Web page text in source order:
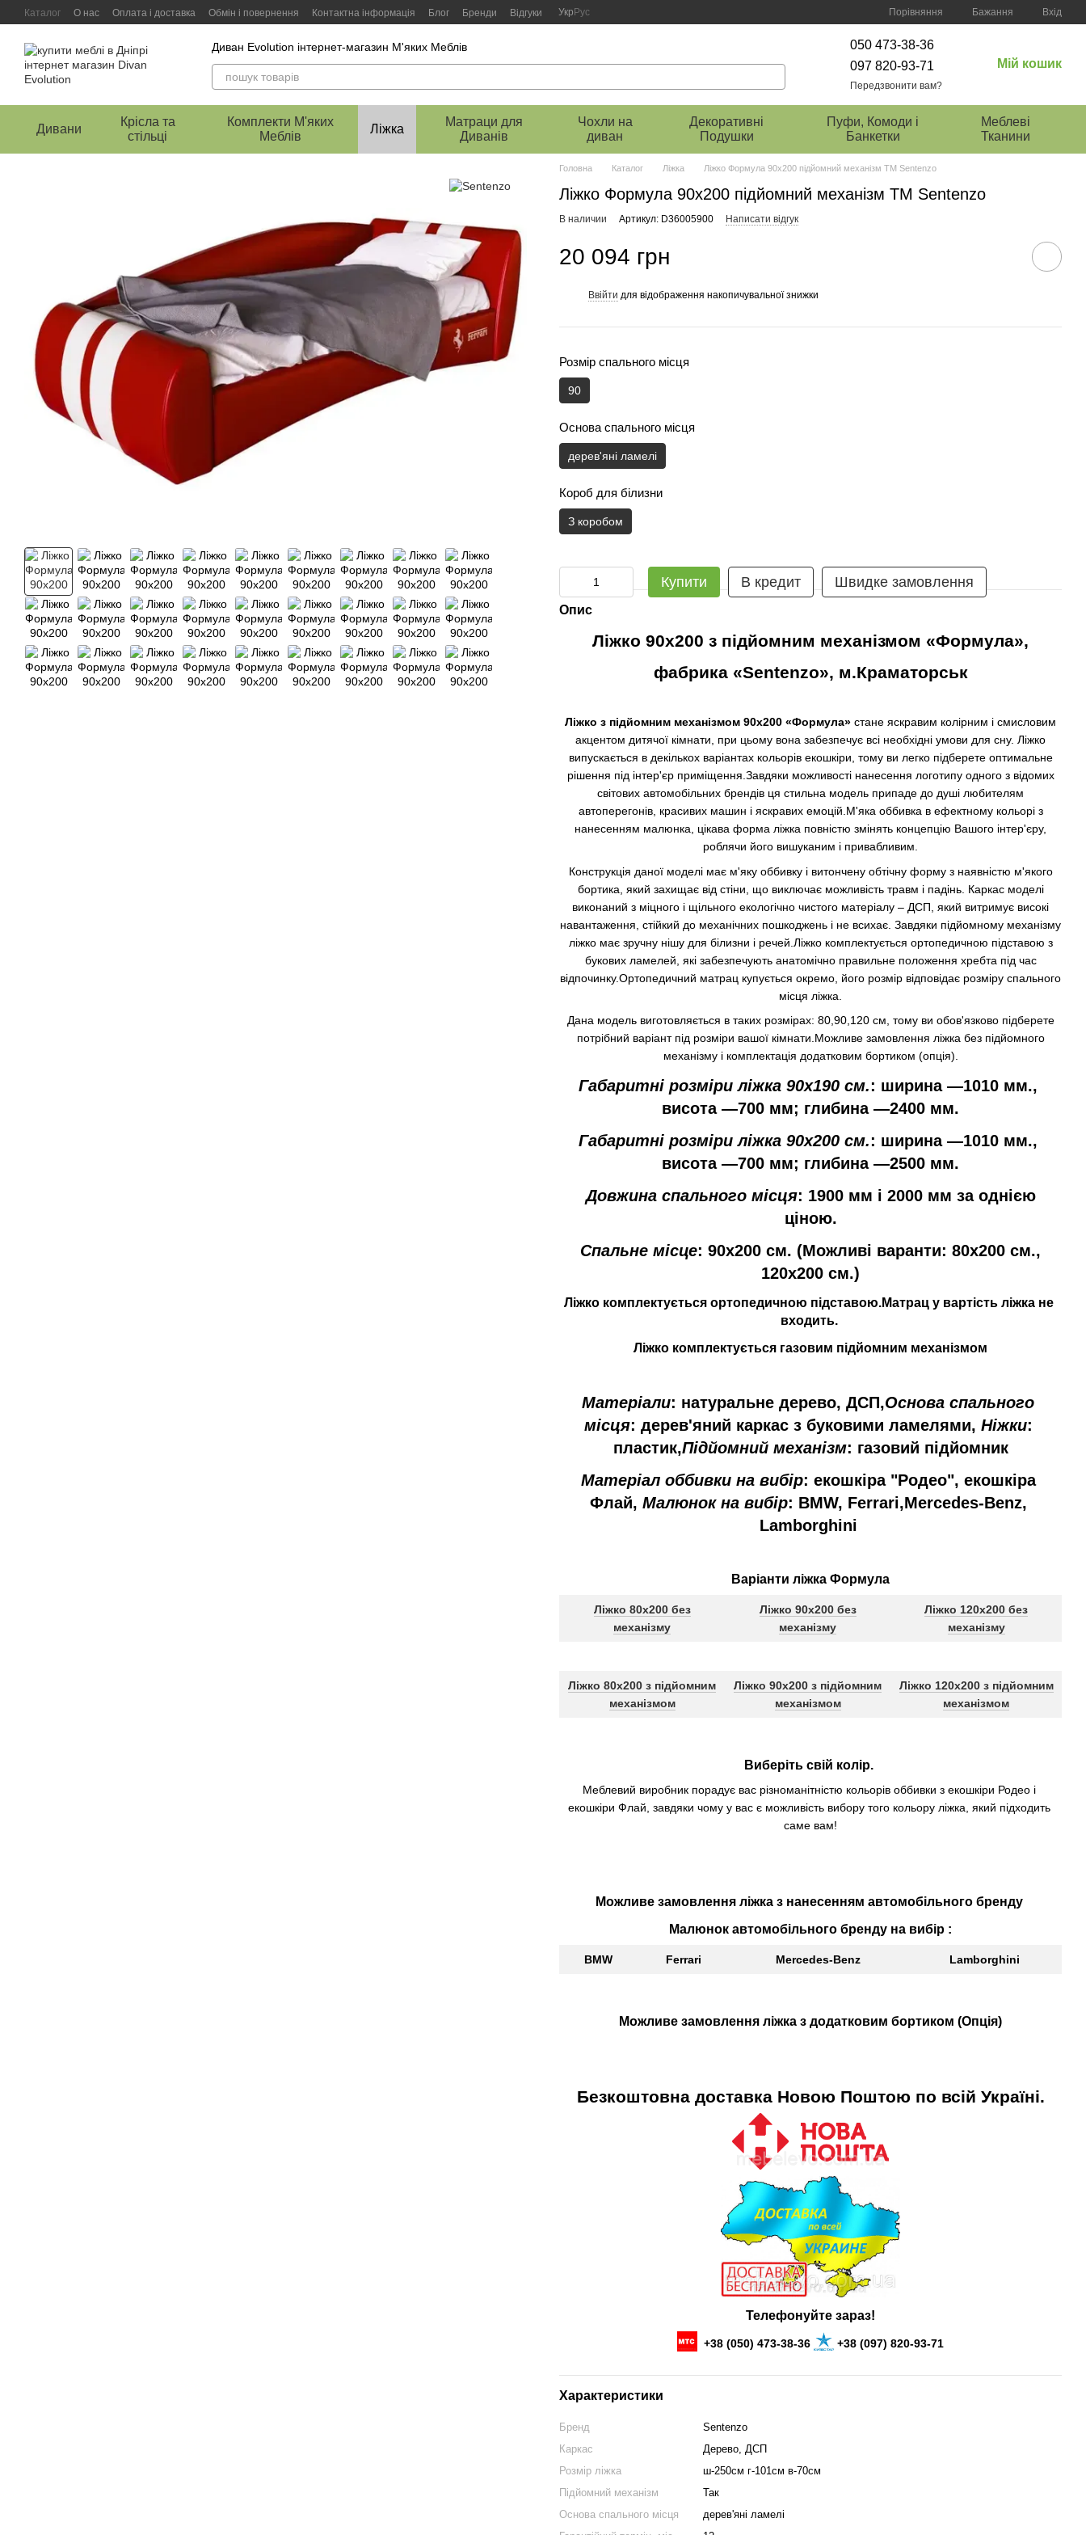
Перейти к основному контенту
Каталог О нас Оплата і доставка Обмін і повернення Контактна інформація Блог Бренди Відгуки Укр Рус Порівняння Бажання Вхід
Диван Evolution інтернет-магазин М'яких Меблів
050 473-38-36
097 820-93-71
Передзвонити вам?
Мій кошик
Дивани
Крісла та
стільці
Комплекти М'яких
Меблів
Ліжка
Матраци для
Диванів
Чохли на
диван
Декоративні
Подушки
Пуфи, Комоди і
Банкетки
Меблеві
Тканини
Головна Каталог Ліжка Ліжко Формула 90х200 підйомний механізм ТМ Sentenzo
Ліжко Формула 90х200 підйомний механізм ТМ Sentenzo
В наличии Артикул: D36005900 Написати відгук
20 094 грн
Ввійти для відображення накопичувальної знижки
Розмір спального місця
90
Основа спального місця
дерев'яні ламелі
Короб для білизни
З коробом
Купити В кредит Швидке замовлення
Опис
Ліжко 90x200 з підйомним механізмом «Формула»,
фабрика «Sentenzo», м.Краматорськ
Ліжко з підйомним механізмом 90x200 «Формула» стане яскравим колірним і смисловим
акцентом дитячої кімнати, при цьому вона забезпечує всі необхідні умови для сну. Ліжко
випускається в декількох варіантах кольорів екошкіри, тому ви легко підберете оптимальне
рішення під інтер'єр приміщення.Завдяки можливості нанесення логотипу одного з відомих
світових автомобільних брендів ця стильна модель припаде до душі любителям
автоперегонів, красивих машин і яскравих емоцій.М'яка оббивка в ефектному кольорі з
нанесенням малюнка, цікава форма ліжка повністю змінять концепцію Вашого інтер'єру,
роблячи його вишуканим і привабливим.
Конструкція даної моделі має м'яку оббивку і витончену обтічну форму з наявністю м'якого
бортика, який захищає від стіни, що виключає можливість травм і падінь. Каркас моделі
виконаний з міцного і щільного екологічно чистого матеріалу – ДСП, який витримує високі
навантаження, стійкий до механічних пошкоджень і не всихає. Завдяки підйомному механізму
ліжко має зручну нішу для білизни і речей.Ліжко комплектується ортопедичною підставою з
букових ламелей, які забезпечують анатомічно правильне положення хребта під час
відпочинку.Ортопедичний матрац купується окремо, його розмір відповідає розміру спального
місця ліжка.
Дана модель виготовляється в таких розмірах: 80,90,120 см, тому ви обов'язково підберете
потрібний варіант під розміри вашої кімнати.Можливе замовлення ліжка без підйомного
механізму і комплектація додатковим бортиком (опція).
Габаритні розміри ліжка 90x190 см.: ширина ―1010 мм.,
висота ―700 мм; глибина ―2400 мм.
Габаритні розміри ліжка 90x200 см.: ширина ―1010 мм.,
висота ―700 мм; глибина ―2500 мм.
Довжина спального місця: 1900 мм і 2000 мм за однією
ціною.
Спальне місце: 90x200 см. (Можливі варанти: 80x200 см.,
120x200 см.)
Ліжко комплектується ортопедичною підставою.Матрац у вартість ліжка не
входить.
Ліжко комплектується газовим підйомним механізмом
Матеріали: натуральне дерево, ДСП,Основа спального
місця: дерев'яний каркас з буковими ламелями, Ніжки:
пластик,Підйомний механізм: газовий підйомник
Матеріал оббивки на вибір: екошкіра "Родео", екошкіра
Флай, Малюнок на вибір: BMW, Ferrari,Mercedes-Benz,
Lamborghini
Варіанти ліжка Формула
Ліжко 80x200 без
механізму
Ліжко 90x200 без
механізму
Ліжко 120x200 без
механізму
Ліжко 80x200 з підйомним
механізмом
Ліжко 90x200 з підйомним
механізмом
Ліжко 120x200 з підйомним
механізмом
Виберіть свій колір.
Меблевий виробник порадує вас різноманітністю кольорів оббивки з екошкіри Родео і
екошкіри Флай , завдяки чому у вас є можливість вибору того кольору ліжка, який підходить
саме вам!
Можливе замовлення ліжка з нанесенням автомобільного бренду
Малюнок автомобільного бренду на вибір :
BMW Ferrari Mercedes-Benz Lamborghini
Можливе замовлення ліжка з додатковим бортиком (Опція)
Безкоштовна доставка Новою Поштою по всій Україні.
Телефонуйте зараз!
+38 (050) 473-38-36 +38 (097) 820-93-71
Характеристики
Бренд
Sentenzo
Каркас
Дерево, ДСП
Розмір ліжка
ш-250см г-101см в-70см
Підйомний механізм
Так
Основа спального місця
дерев'яні ламелі